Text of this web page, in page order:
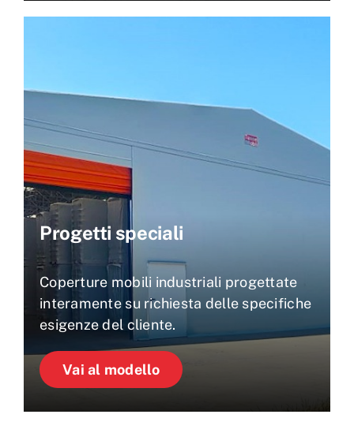
Progetti speciali
Coperture mobili industriali progettate
interamente su richiesta delle specifiche
esigenze del cliente.
Vai al modello